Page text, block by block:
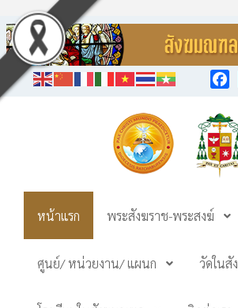
หน้าแรก พระสังฆราช-พระสงฆ์
ศูนย์/ หน่วยงาน/ แผนก วัดใน